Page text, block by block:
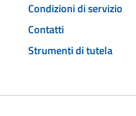
Condizioni di servizio
Contatti
Strumenti di tutela